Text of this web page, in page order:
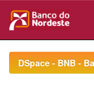
navigationDSpace - BNB -